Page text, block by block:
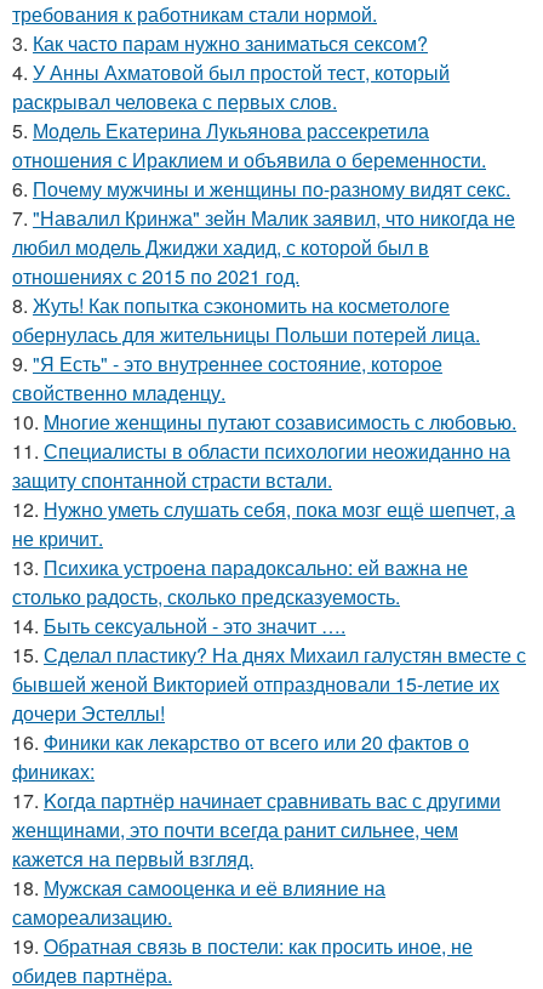
требования к работникам стали нормой.
3. Как часто парам нужно заниматься сексом?
4. У Анны Ахматовой был простой тест, который
раскрывал человека с первых слов.
5. Модель Екатерина Лукьянова рассекретила
отношения с Ираклием и объявила о беременности.
6. Почему мужчины и женщины по-разному видят секс.
7. "Навалил Кринжа" зейн Малик заявил, что никогда не
любил модель Джиджи хадид, с которой был в
отношениях с 2015 по 2021 год.
8. Жуть! Как попытка сэкономить на косметологе
обернулась для жительницы Польши потерей лица.
9. "Я Есть" - этo внутpeннее состояние, которое
свойственно младенцу.
10. Mнoгие женщины путают созависимость с любовью.
11. Специалисты в области психологии неожиданно на
защиту спонтанной страсти встали.
12. Нужно уметь слушать себя, пока мозг ещё шепчет, а
не кричит.
13. Психика устроена парадоксально: ей важна не
столько радость, сколько предсказуемость.
14. Быть сексуальной - это значит ….
15. Сделал пластику? На днях Михаил галустян вместе с
бывшей женой Викторией отпраздновали 15-летие их
дочери Эстеллы!
16. Финики как лекарство от всего или 20 фактов о
финикaх:
17. Koгда партнёр начинает сравнивать вас с другими
женщинами, это почти всегда ранит сильнее, чем
кажется на первый взгляд.
18. Мужская самооценка и её влияние на
самореализацию.
19. Обратная связь в постели: как просить иное, не
обидев партнёра.